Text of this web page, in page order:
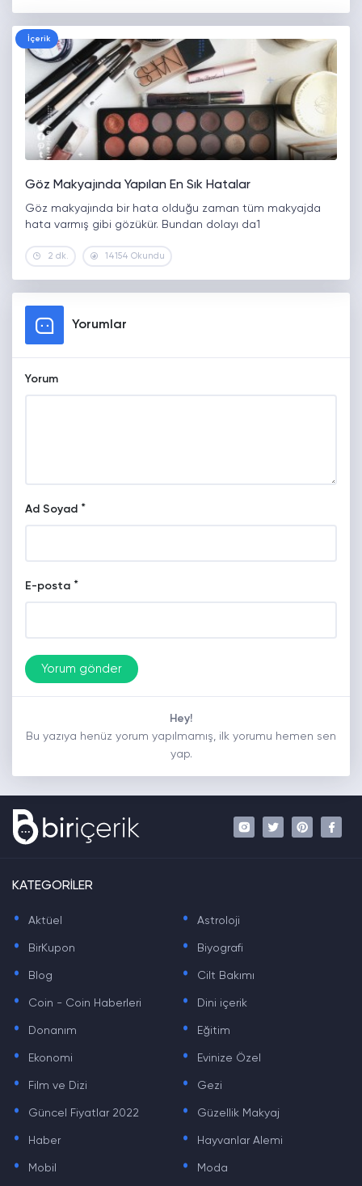
İçerik
Göz Makyajında Yapılan En Sık Hatalar
Göz makyajında bir hata olduğu zaman tüm makyajda
hata varmış gibi gözükür. Bundan dolayı da1
2 dk. 14154 Okundu
Yorumlar
Yorum
Ad Soyad *
E-posta *
Hey!
Bu yazıya henüz yorum yapılmamış, ilk yorumu hemen sen
yap.
KATEGORİLER
. Aktüel . Astroloji
. BirKupon . Biyografi
. Blog . Cilt Bakımı
. Coin - Coin Haberleri . Dini içerik
. Donanım . Eğitim
. Ekonomi . Evinize Özel
. Film ve Dizi . Gezi
. Güncel Fiyatlar 2022 . Güzellik Makyaj
. Haber . Hayvanlar Alemi
. Mobil . Moda